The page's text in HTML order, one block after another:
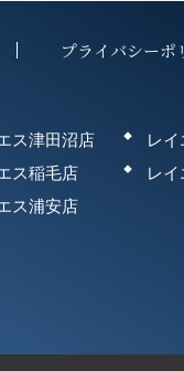
プライバシーポ
ス津田沼店
ス稲毛店
ス浦安店
レ
レ